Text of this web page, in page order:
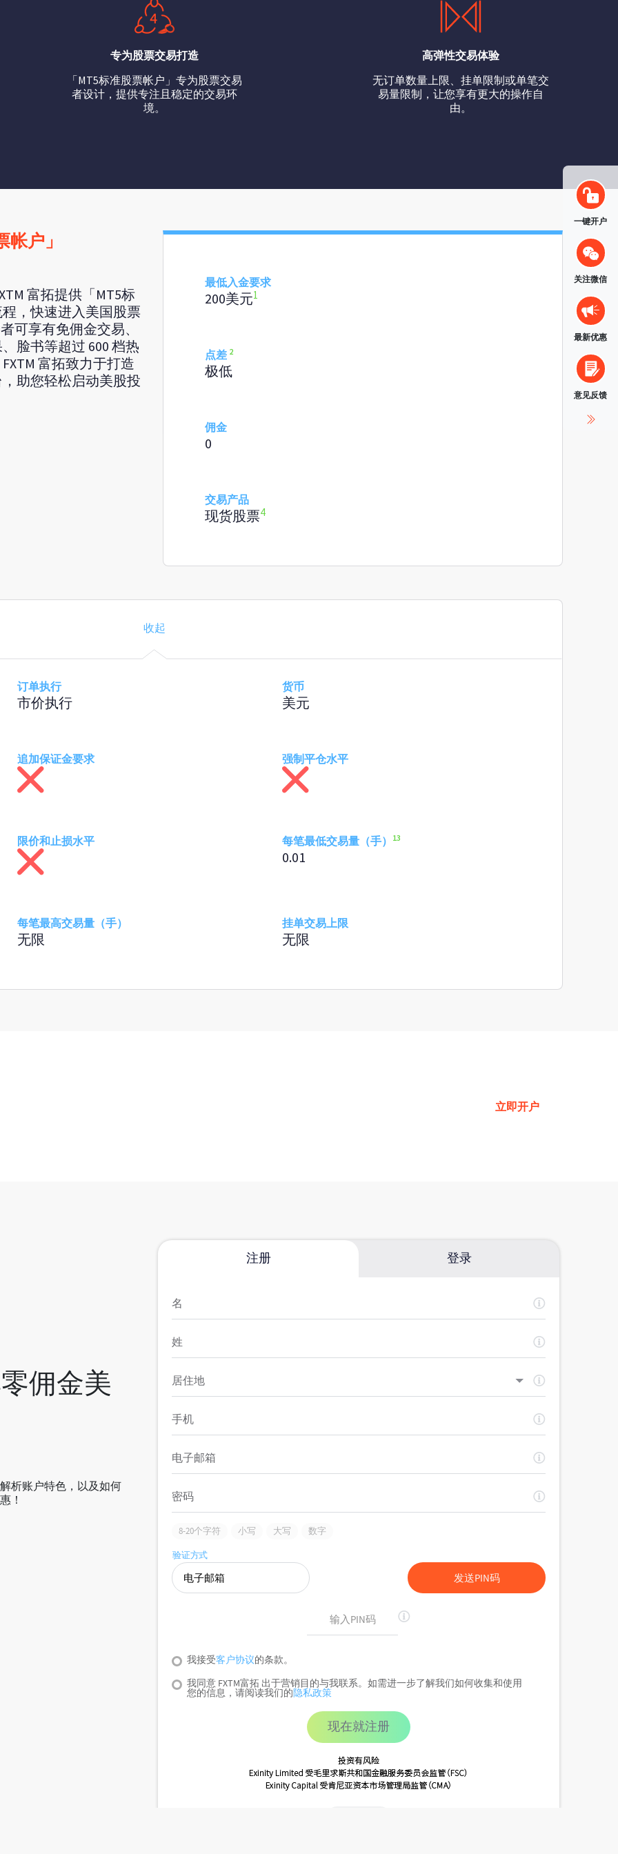
专为股票交易打造
「MT5标准股票帐户」专为股票交易
者设计，提供专注且稳定的交易环
境。
高弹性交易体验
无订单数量上限、挂单限制或单笔交
易量限制，让您享有更大的操作自
由。
户」
富拓提供「MT5标
，快速进入美国股票
可享有免佣金交易、
脸书等超过 600 档热
富拓致力于打造
助您轻松启动美股投
最低入金要求
200美元1
点差 2
极低
佣金
0
交易产品
现货股票4
订单执行
市价执行
货币
美元
追加保证金要求 强制平仓水平
限价和止损水平 每笔最低交易量（手） 13
0.01
每笔最高交易量（手）
无限
挂单交易上限
无限
立即开户
佣金美
析账户特色，以及如何
！
一键开户
关注微信
最新优惠
意见反馈